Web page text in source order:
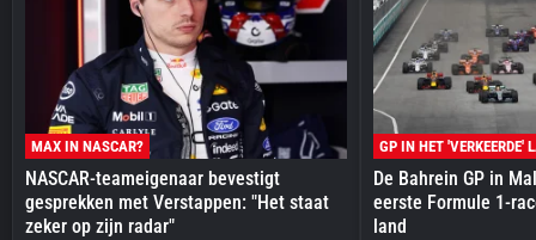
MAX IN NASCAR?
NASCAR-teameigenaar bevestigt
gesprekken met Verstappen: "Het staat
zeker op zijn radar"
GP IN HET 'VERKEERDE'
De Bahrein GP in
eerste Formule 1-
land